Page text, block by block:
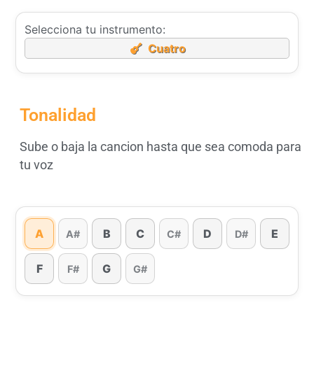
Selecciona tu instrumento:
Cuatro
Tonalidad
Sube o baja la cancion hasta que sea comoda para
tu voz
A A# B C C# D D# E
F F# G G#